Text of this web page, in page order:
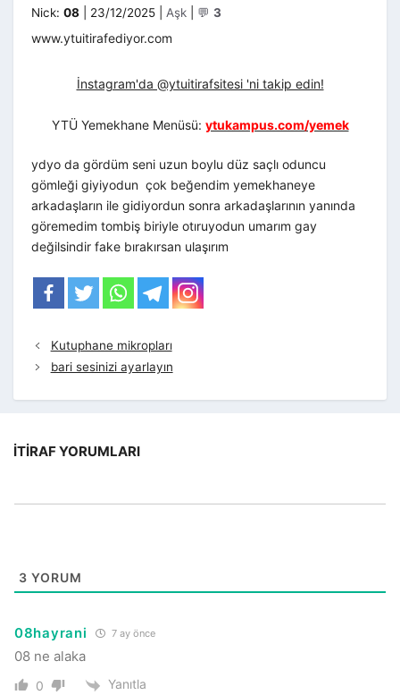
Nick: 08 23/12/2025 Kategoriler
Aşk 💬 3
www.ytuitirafediyor.com
İnstagram'da @ytuitirafsitesi 'ni takip edin!
YTÜ Yemekhane Menüsü: ytukampus.com/yemek
ydyo da gördüm seni uzun boylu düz saçlı oduncu
gömleği giyiyodun çok beğendim yemekhaneye
arkadaşların ile gidiyordun sonra arkadaşlarının yanında
göremedim tombiş biriyle otıruyodun umarım gay
değilsindir fake bırakırsan ulaşırım
Kutuphane mikropları
bari sesinizi ayarlayın
İTIRAF YORUMLARI
3 YORUM
08hayrani 7 ay önce
08 ne alaka
0 Yanıtla